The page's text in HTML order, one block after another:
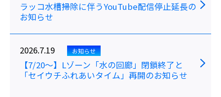
ラッコ水槽掃除に伴うYouTube配信停止延長の
お知らせ
2026.7.19 お知らせ
【7/20～】Lゾーン「水の回廊」閉鎖終了と
「セイウチふれあいタイム」再開のお知らせ